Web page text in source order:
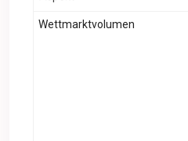
Wettmarktvolumen